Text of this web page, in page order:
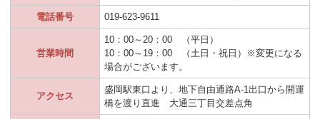
電話番号 019-623-9611
営業時間
10：00～20：00 （平日）
10：00～19：00 （土日・祝日）※変更になる
場合がございます。
アクセス
盛岡駅東口より、地下自由通路A-1出口から開運
橋を渡り直進 大通三丁目交差点角